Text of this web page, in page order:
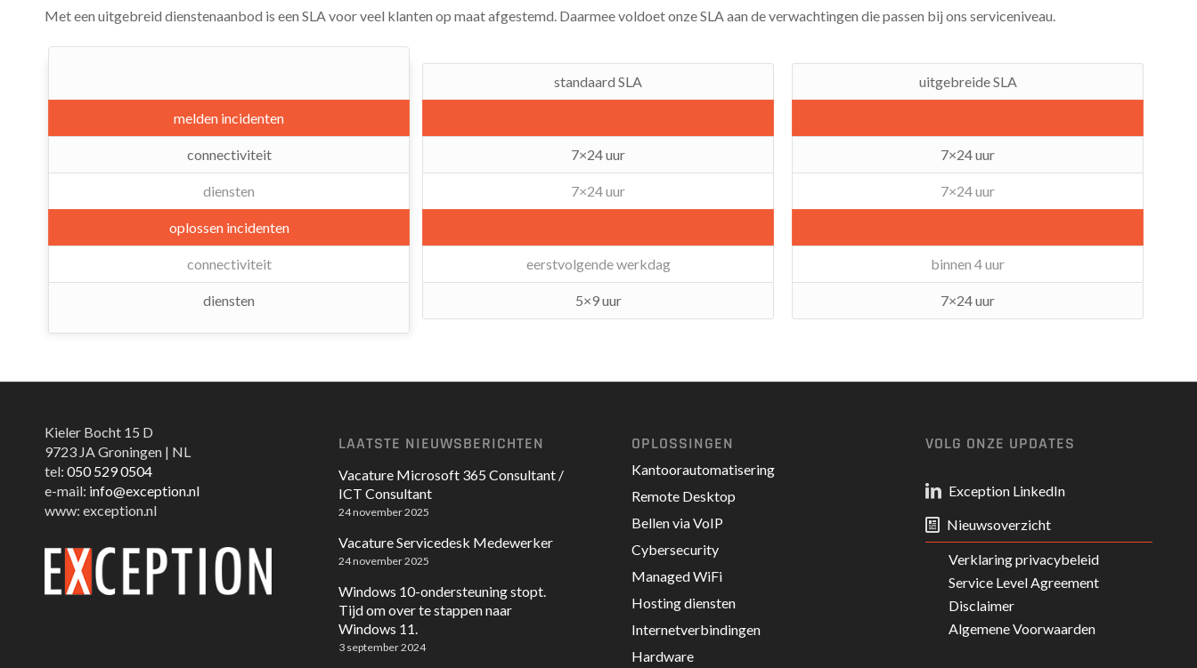
Met een uitgebreid dienstenaanbod is een SLA voor veel klanten op maat afgestemd. Daarmee voldoet onze SLA aan de verwachtingen die passen bij ons serviceniveau.
melden incidenten
connectiviteit
diensten
oplossen incidenten
connectiviteit
diensten
standaard SLA
7×24 uur
7×24 uur
eerstvolgende werkdag
5×9 uur
uitgebreide SLA
7×24 uur
7×24 uur
binnen 4 uur
7×24 uur
Kieler Bocht 15 D
9723 JA Groningen | NL
tel: 050 529 0504
e-mail: info@exception.nl
www: exception.nl
LAATSTE NIEUWSBERICHTEN
Vacature Microsoft 365 Consultant /
ICT Consultant
24 november 2025
Vacature Servicedesk Medewerker
24 november 2025
Windows 10-ondersteuning stopt.
Tijd om over te stappen naar
Windows 11.
3 september 2024
OPLOSSINGEN
Kantoorautomatisering
Remote Desktop
Bellen via VoIP
Cybersecurity
Managed WiFi
Hosting diensten
Internetverbindingen
Hardware
VOLG ONZE UPDATES
Exception LinkedIn
Nieuwsoverzicht
Verklaring privacybeleid
Service Level Agreement
Disclaimer
Algemene Voorwaarden